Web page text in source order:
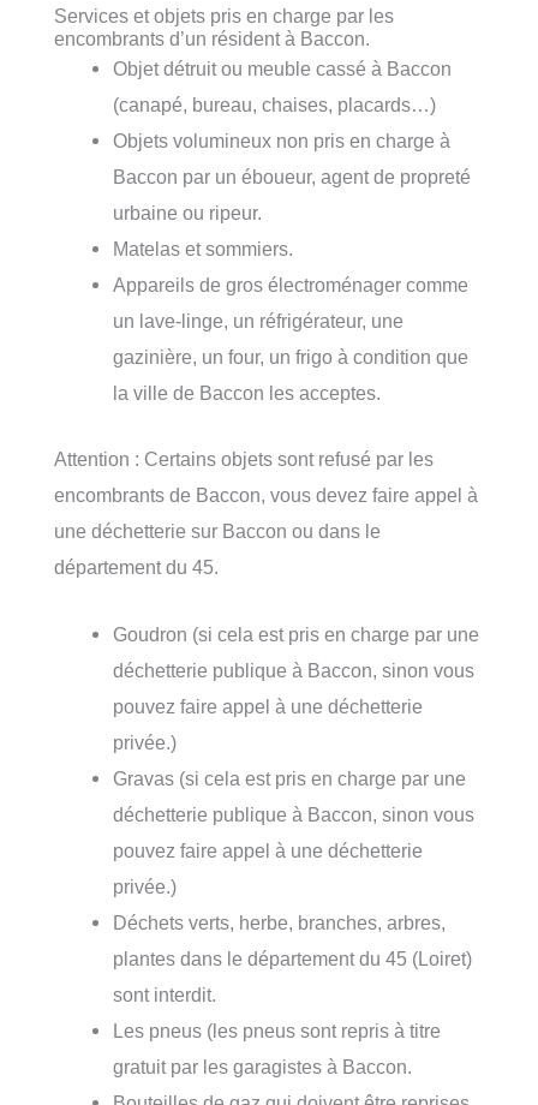
Services et objets pris en charge par les
encombrants d’un résident à Baccon.
Objet détruit ou meuble cassé à Baccon
(canapé, bureau, chaises, placards…)
Objets volumineux non pris en charge à
Baccon par un éboueur, agent de propreté
urbaine ou ripeur.
Matelas et sommiers.
Appareils de gros électroménager comme
un lave-linge, un réfrigérateur, une
gazinière, un four, un frigo à condition que
la ville de Baccon les acceptes.
Attention : Certains objets sont refusé par les
encombrants de Baccon, vous devez faire appel à
une déchetterie sur Baccon ou dans le
département du 45.
Goudron (si cela est pris en charge par une
déchetterie publique à Baccon, sinon vous
pouvez faire appel à une déchetterie
privée.)
Gravas (si cela est pris en charge par une
déchetterie publique à Baccon, sinon vous
pouvez faire appel à une déchetterie
privée.)
Déchets verts, herbe, branches, arbres,
plantes dans le département du 45 (Loiret)
sont interdit.
Les pneus (les pneus sont repris à titre
gratuit par les garagistes à Baccon.